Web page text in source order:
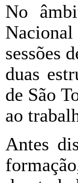
No
Nacional
sessões
duas
de São
ao
Antes